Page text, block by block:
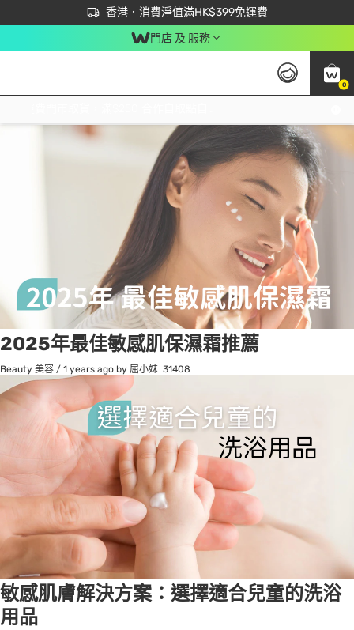
香港．消費淨值滿HK$399免運費
立即成為易賞錢會員盡享獨家優惠
首次APP下單買滿$450 輸入 NEWAPP 即減$50
門店 及 服務
0
Tag:敏感肌膚6 item(s) found
2025年最佳敏感肌保濕霜推薦
Beauty 美容 / 1 years ago by 屈小妹 31408
敏感肌膚解決方案：選擇適合兒童的洗浴
用品